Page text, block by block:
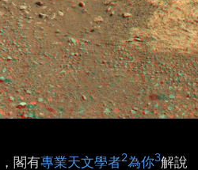
閣有專業天文學者2為你3解說